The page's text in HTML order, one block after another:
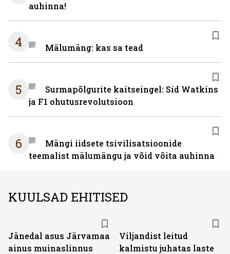
auhinna!
4 Mälumäng: kas sa tead
5
Surmapõlgurite kaitseingel: Sid Watkins
ja F1 ohutusrevolutsioon
6
Mängi iidsete tsivilisatsioonide
teemalist mälumängu ja võid võita auhinna
KUULSAD EHITISED
Jänedal asus Järvamaa
ainus muinaslinnus
Viljandist leitud
kalmistu juhatas laste